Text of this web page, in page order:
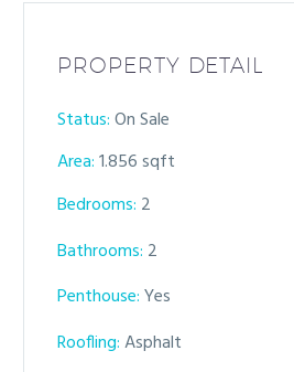
PROPERTY DETAIL
Status:On Sale
Area:1.856 sqft
Bedrooms: 2
Bathrooms: 2
Penthouse:Yes
Roofling:Asphalt